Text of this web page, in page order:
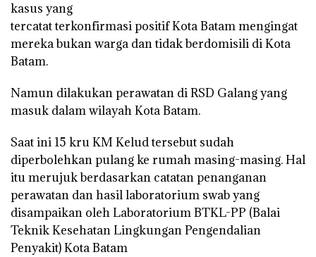
kasus yang
tercatat terkonfirmasi positif Kota Batam mengingat
mereka bukan warga dan tidak berdomisili di Kota
Batam.
Namun dilakukan perawatan di RSD Galang yang
masuk dalam wilayah Kota Batam.
Saat ini 15 kru KM Kelud tersebut sudah
diperbolehkan pulang ke rumah masing-masing. Hal
itu merujuk berdasarkan catatan penanganan
perawatan dan hasil laboratorium swab yang
disampaikan oleh Laboratorium BTKL-PP (Balai
Teknik Kesehatan Lingkungan Pengendalian
Penyakit) Kota Batam